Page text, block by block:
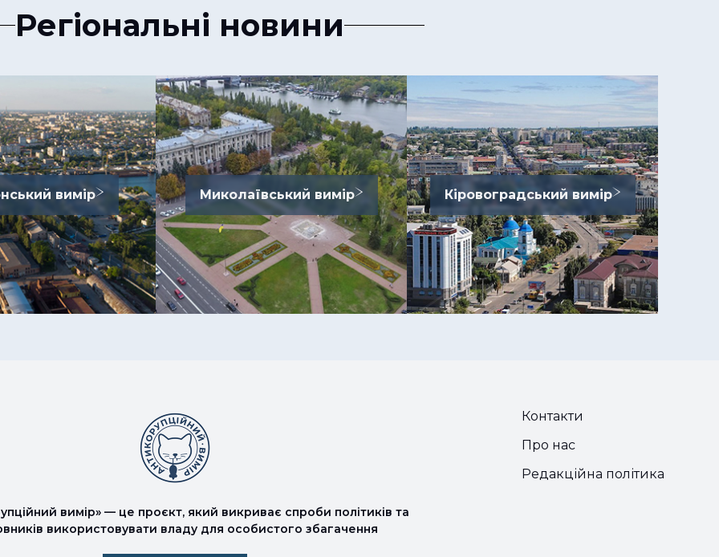
Регіональні новини
вимір Миколаївський вимір Кіровоградський вимір
вимір» — це проєкт, який викриває спроби політиків та
використовувати владу для особистого збагачення
Контакти
Про нас
Редакційна політика